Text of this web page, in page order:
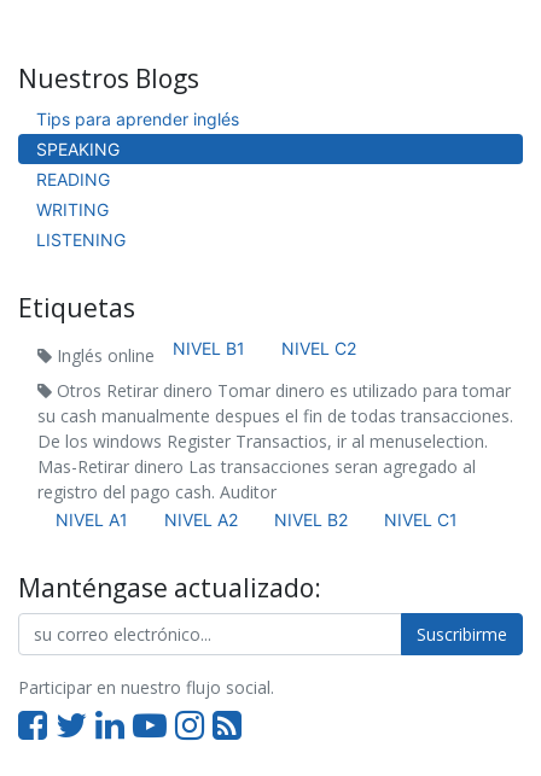
Nuestros Blogs
Tips para aprender inglés
SPEAKING
READING
WRITING
LISTENING
Etiquetas
Inglés online NIVEL B1 NIVEL C2
Otros Retirar dinero Tomar dinero es utilizado para tomar
su cash manualmente despues el fin de todas transacciones.
De los windows Register Transactios, ir al menuselection.
Mas-Retirar dinero Las transacciones seran agregado al
registro del pago cash. Auditor
NIVEL A1 NIVEL A2 NIVEL B2 NIVEL C1
Manténgase actualizado:
Suscribirme
Participar en nuestro flujo social.